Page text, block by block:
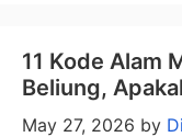
11 Kode Alam
Beliung,
May 27, 2026 by